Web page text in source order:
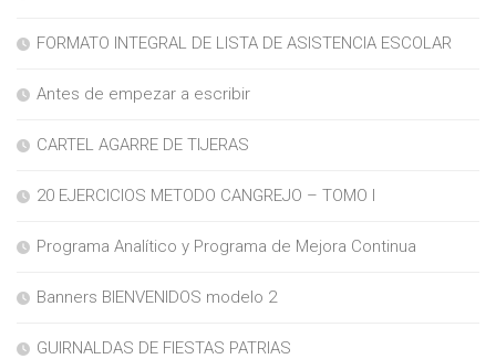
FORMATO INTEGRAL DE LISTA DE ASISTENCIA ESCOLAR
Antes de empezar a escribir
CARTEL AGARRE DE TIJERAS
20 EJERCICIOS METODO CANGREJO – TOMO I
Programa Analítico y Programa de Mejora Continua
Banners BIENVENIDOS modelo 2
GUIRNALDAS DE FIESTAS PATRIAS